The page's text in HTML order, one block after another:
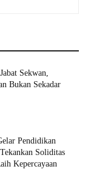
Sekwan,
Bukan Sekadar
Pendidikan
Soliditas
Kepercayaan